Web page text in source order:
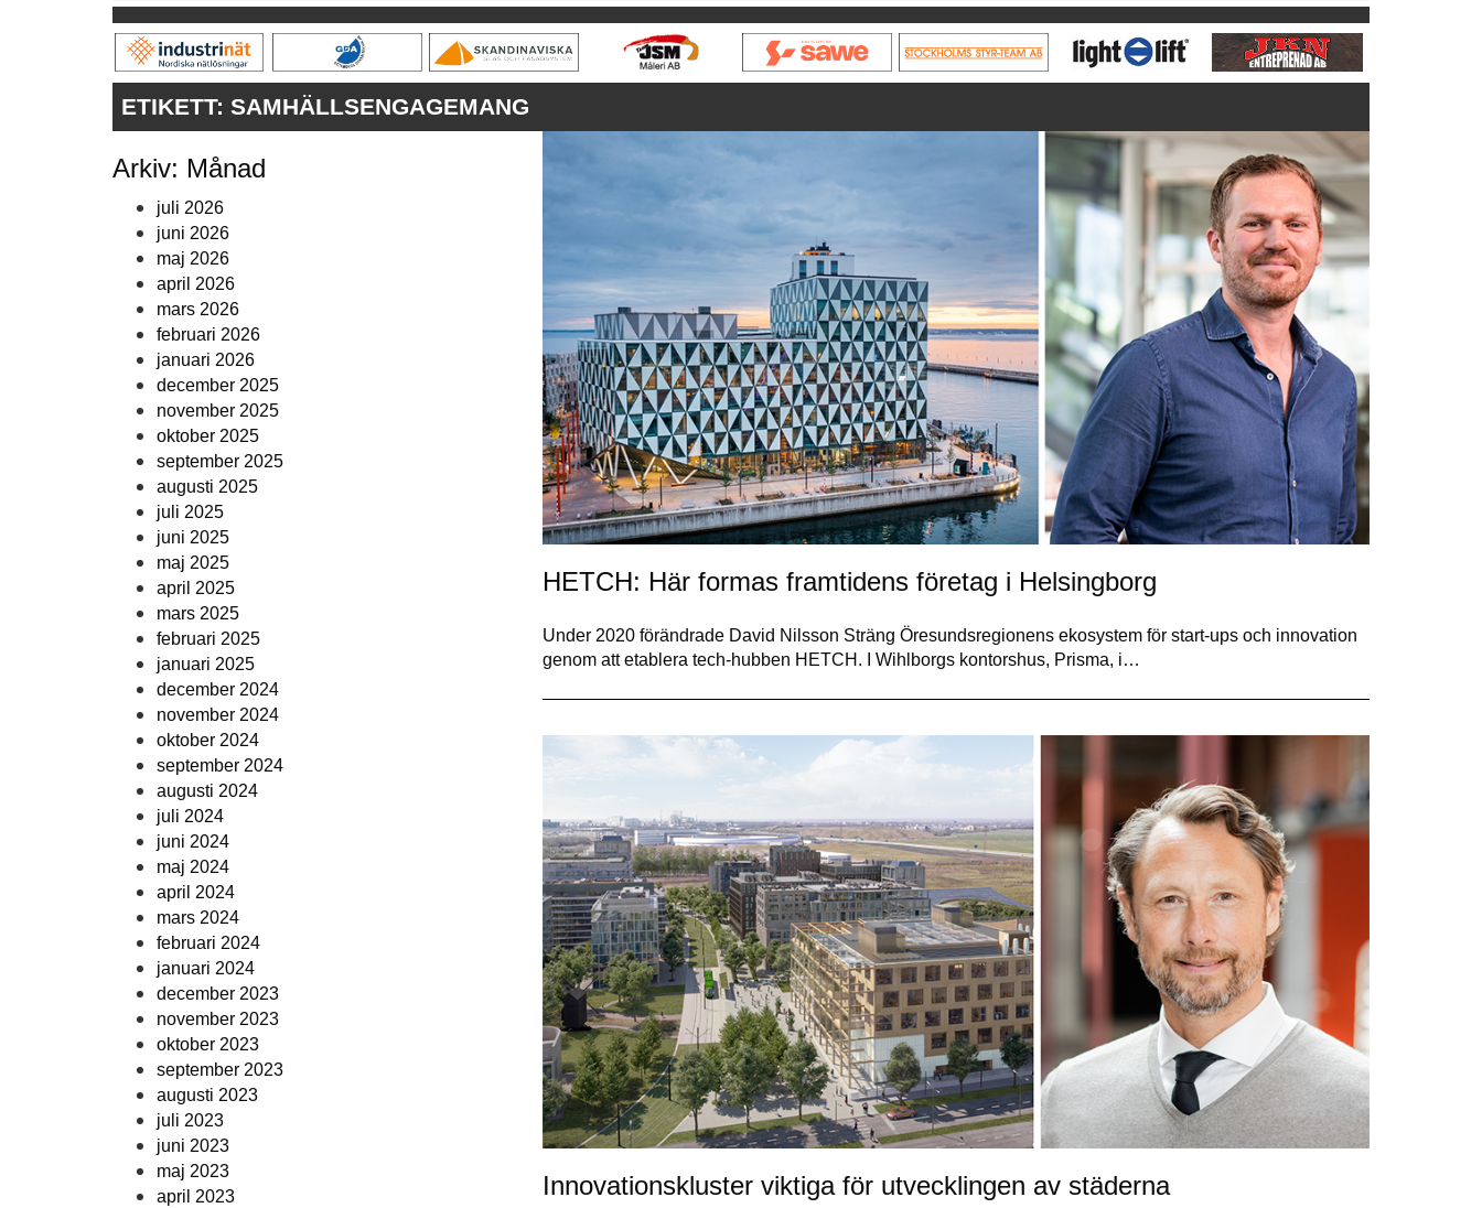
ETIKETT: SAMHÄLLSENGAGEMANG
Arkiv: Månad
juli 2026
juni 2026
maj 2026
april 2026
mars 2026
februari 2026
januari 2026
december 2025
november 2025
oktober 2025
september 2025
augusti 2025
juli 2025
juni 2025
maj 2025
april 2025
mars 2025
februari 2025
januari 2025
december 2024
november 2024
oktober 2024
september 2024
augusti 2024
juli 2024
juni 2024
maj 2024
april 2024
mars 2024
februari 2024
januari 2024
december 2023
november 2023
oktober 2023
september 2023
augusti 2023
juli 2023
juni 2023
maj 2023
april 2023
HETCH: Här formas framtidens företag i Helsingborg
Under 2020 förändrade David Nilsson Sträng Öresundsregionens ekosystem för start-ups och innovation
genom att etablera tech-hubben HETCH. I Wihlborgs kontorshus, Prisma, i…
Innovationskluster viktiga för utvecklingen av städerna